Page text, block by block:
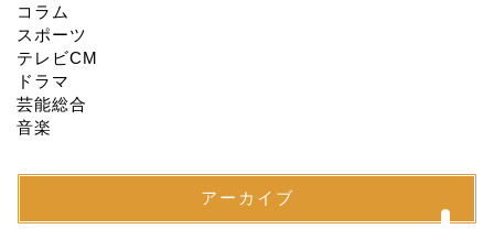
コラム
スポーツ
テレビCM
ドラマ
芸能総合
音楽
アーカイブ